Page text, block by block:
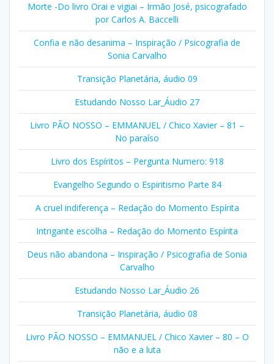
Morte -Do livro Orai e vigiai – Irmão José, psicografado
por Carlos A. Baccelli
Confia e não desanima – Inspiração / Psicografia de
Sonia Carvalho
Transição Planetária, áudio 09
Estudando Nosso Lar_Áudio 27
Livro PÃO NOSSO – EMMANUEL / Chico Xavier – 81 –
No paraíso
Livro dos Espíritos – Pergunta Numero: 918
Evangelho Segundo o Espiritismo Parte 84
A cruel indiferença – Redação do Momento Espírita
Intrigante escolha – Redação do Momento Espírita
Deus não abandona – Inspiração / Psicografia de Sonia
Carvalho
Estudando Nosso Lar_Áudio 26
Transição Planetária, áudio 08
Livro PÃO NOSSO – EMMANUEL / Chico Xavier – 80 – O
não e a luta